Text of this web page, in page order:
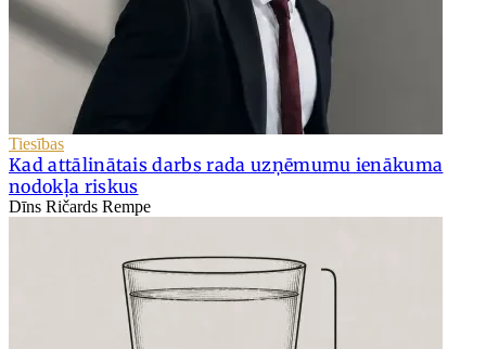
Tiesības
Kad attālinātais darbs rada uzņēmumu ienākuma
nodokļa riskus
Dīns Ričards Rempe